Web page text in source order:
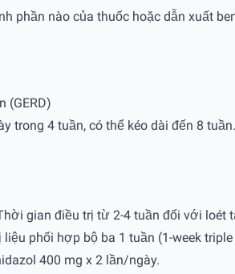
phần nào của thuốc hoặc dẫn xuất
(GERD)
trong 4 tuần, có thể kéo dài đến 8 tuần.
gian điều trị từ 2-4 tuần đối với loét
liệu phối hợp bộ ba 1 tuần (1-week
400 mg x 2 lần/ngày.